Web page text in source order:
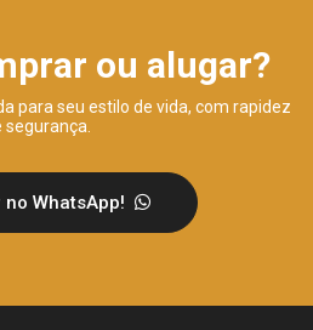
ou alugar?
para seu estilo de vida, com rapidez
segurança.
no WhatsApp!